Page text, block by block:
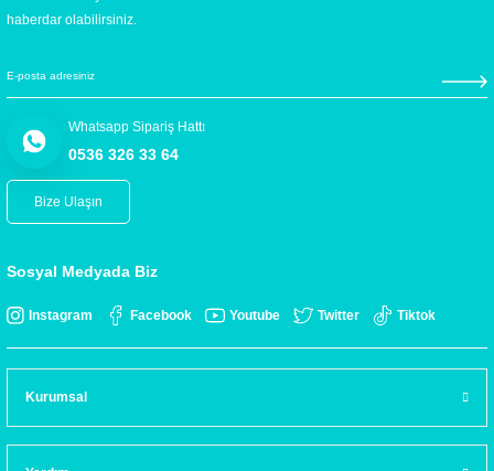
haberdar olabilirsiniz.
Whatsapp Sipariş Hattı
0536 326 33 64
Bize Ulaşın
Sosyal Medyada Biz
Instagram Facebook Youtube Twitter Tiktok
Kurumsal